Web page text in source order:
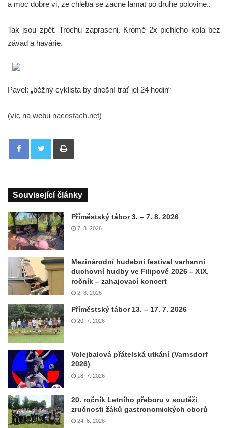
a moc dobre vi, ze chleba se zacne lamat po druhe polovine..
Tak jsou zpět. Trochu zapraseni. Kromě 2x pichleho kola bez
závad a havárie.
Pavel: „běžný cyklista by dnešní trať jel 24 hodin“
(víc na webu nacestach.net)
Tisknout
Související články
Příměstský tábor 3. – 7. 8. 2026
7. 8. 2026
Mezinárodní hudební festival varhanní
duchovní hudby ve Filipově 2026 – XIX.
ročník – zahajovací koncert
2. 8. 2026
Příměstský tábor 13. – 17. 7. 2026
20. 7. 2026
Volejbalová přátelská utkání (Varnsdorf
2026)
18. 7. 2026
20. ročník Letního přeboru v soutěži
zručnosti žáků gastronomických oborů
24. 6. 2026